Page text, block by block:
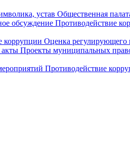
устав Общественная
обсуждение Противодействие
коррупции Оценка
Проекты муниципальных
Противодействие